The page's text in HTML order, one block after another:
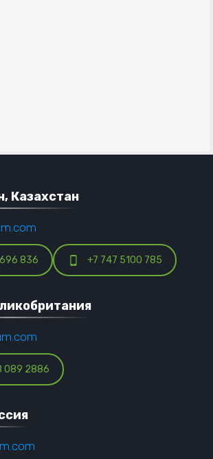
Казахстан
836 +7 747 5100 785
089 2886